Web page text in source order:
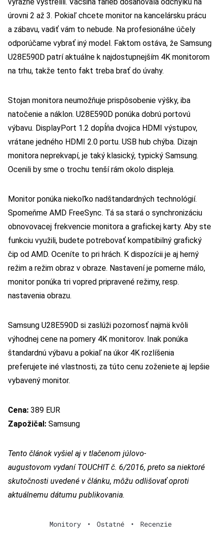
úrovni 2 až 3. Pokiaľ chcete monitor na kancelársku prácu
a zábavu, vadiť vám to nebude. Na profesionálne účely
odporúčame vybrať iný model. Faktom ostáva, že Samsung
U28E590D patrí aktuálne k najdostupnejším 4K monitorom
na trhu, takže tento fakt treba brať do úvahy.
Stojan monitora neumožňuje prispôsobenie výšky, iba
natočenie a náklon. U28E590D ponúka dobrú portovú
výbavu. DisplayPort 1.2 dopĺňa dvojica HDMI výstupov,
vrátane jedného HDMI 2.0 portu. USB hub chýba. Dizajn
monitora neprekvapí, je taký klasický, typický Samsung.
Ocenili by sme o trochu tenší rám okolo displeja.
Monitor ponúka niekoľko nadštandardných technológií.
Spomeňme AMD FreeSync. Tá sa stará o synchronizáciu
obnovovacej frekvencie monitora a grafickej karty. Aby ste
funkciu využili, budete potrebovať kompatibilný grafický
čip od AMD. Oceníte to pri hrách. K dispozícii je aj herný
režim a režim obraz v obraze. Nastavení je pomerne málo,
monitor ponúka tri vopred pripravené režimy, resp.
nastavenia obrazu.
Samsung U28E590D si zaslúži pozornosť najmä kvôli
výhodnej cene na pomery 4K monitorov. Inak ponúka
štandardnú výbavu a pokiaľ na úkor 4K rozlíšenia
preferujete iné vlastnosti, za túto cenu zoženiete aj lepšie
vybavený monitor.
Cena: 389 EUR
Zapožičal: Samsung
Tento článok vyšiel aj v tlačenom júlovo-
augustovom vydaní TOUCHIT č. 6/2016, preto sa niektoré
skutočnosti uvedené v článku, môžu odlišovať oproti
aktuálnemu dátumu publikovania.
Monitory • Ostatné • Recenzie